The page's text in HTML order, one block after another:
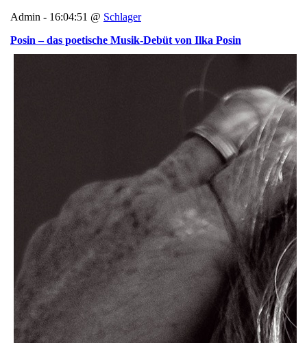
Admin - 16:04:51 @ Schlager
Posin – das poetische Musik-Debüt von Ilka Posin